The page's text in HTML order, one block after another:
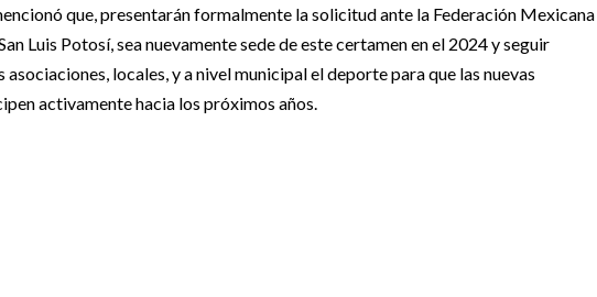
que, presentarán formalmente la solicitud ante la Federación
Luis Potosí, sea nuevamente sede de este certamen en el 2024 y seguir
asociaciones, locales, y a nivel municipal el deporte para que las nuevas
activamente hacia los próximos años.